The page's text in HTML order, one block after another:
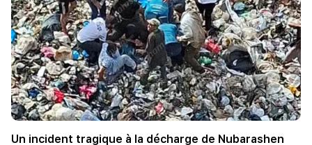
Un incident tragique à la décharge de Nubarashen